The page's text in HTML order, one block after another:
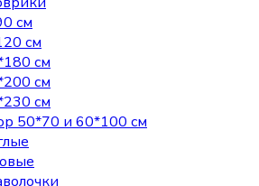
см
см
см
см
см
50*70 и 60*100 см